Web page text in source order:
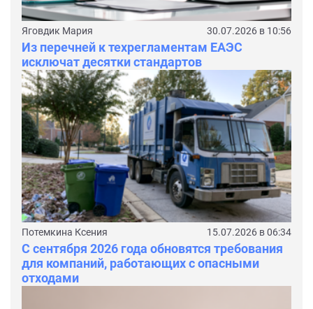
Яговдик Мария 30.07.2026 в 10:56
Из перечней к техрегламентам ЕАЭС
исключат десятки стандартов
Потемкина Ксения 15.07.2026 в 06:34
С сентября 2026 года обновятся требования
для компаний, работающих с опасными
отходами